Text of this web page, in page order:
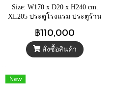
Size: W170 x D20 x H240 cm.
XL205 ประตูโรงแรม ประตูร้าน
แกะสลักลายโบราณ
฿110,000
สั่งซื้อสินค้า
New